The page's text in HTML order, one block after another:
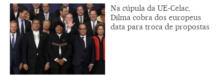
Na cúpula da UE-Celac,
Dilma cobra dos europeus
data para troca de propostas